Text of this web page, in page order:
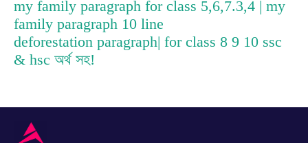
my family paragraph for class 5,6​,7.3,4 | my
family paragraph 10 line
deforestation paragraph| for class 8 9 10 ssc
& hsc অর্থ সহ!